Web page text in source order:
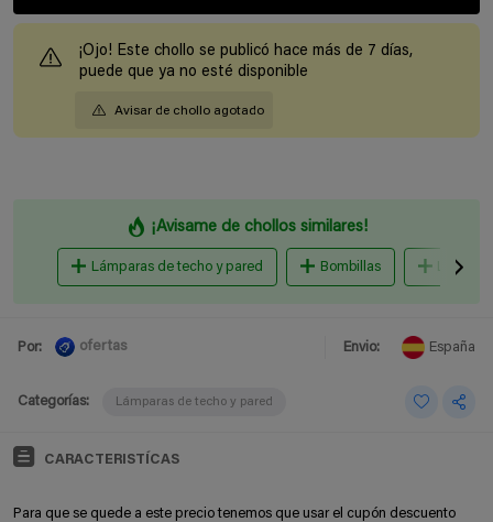
¡Ojo! Este chollo se publicó hace más de 7 días,
puede que ya no esté disponible
Avisar de chollo agotado
¡Avisame de chollos similares!
Lámparas de techo y pared Bombillas
Por: ofertas Envio: España
Categorías: Lámparas de techo y pared
CARACTERISTÍCAS
Para que se quede a este precio tenemos que usar el cupón descuento